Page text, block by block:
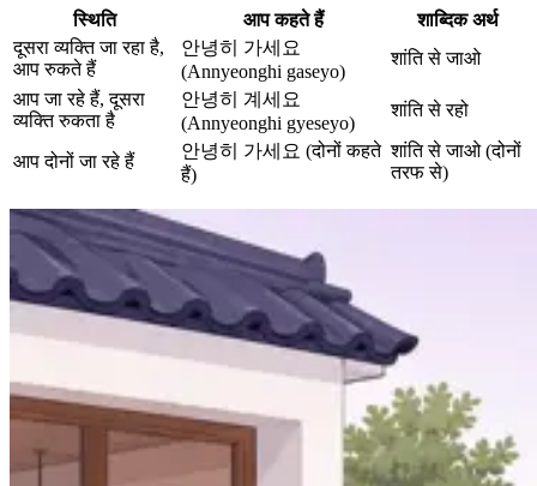
स्थिति आप कहते हैं
शाब्दिक अर्थ
दूसरा व्यक्ति जा रहा है,
आप रुकते हैं
안녕히 가세요
(Annyeonghi gaseyo)
शांति से जाओ
आप जा रहे हैं, दूसरा
व्यक्ति रुकता है
안녕히 계세요
(Annyeonghi gyeseyo)
शांति से रहो
आप दोनों जा रहे हैं
안녕히 가세요 (दोनों कहते
हैं)
शांति से जाओ (दोनों
तरफ से)